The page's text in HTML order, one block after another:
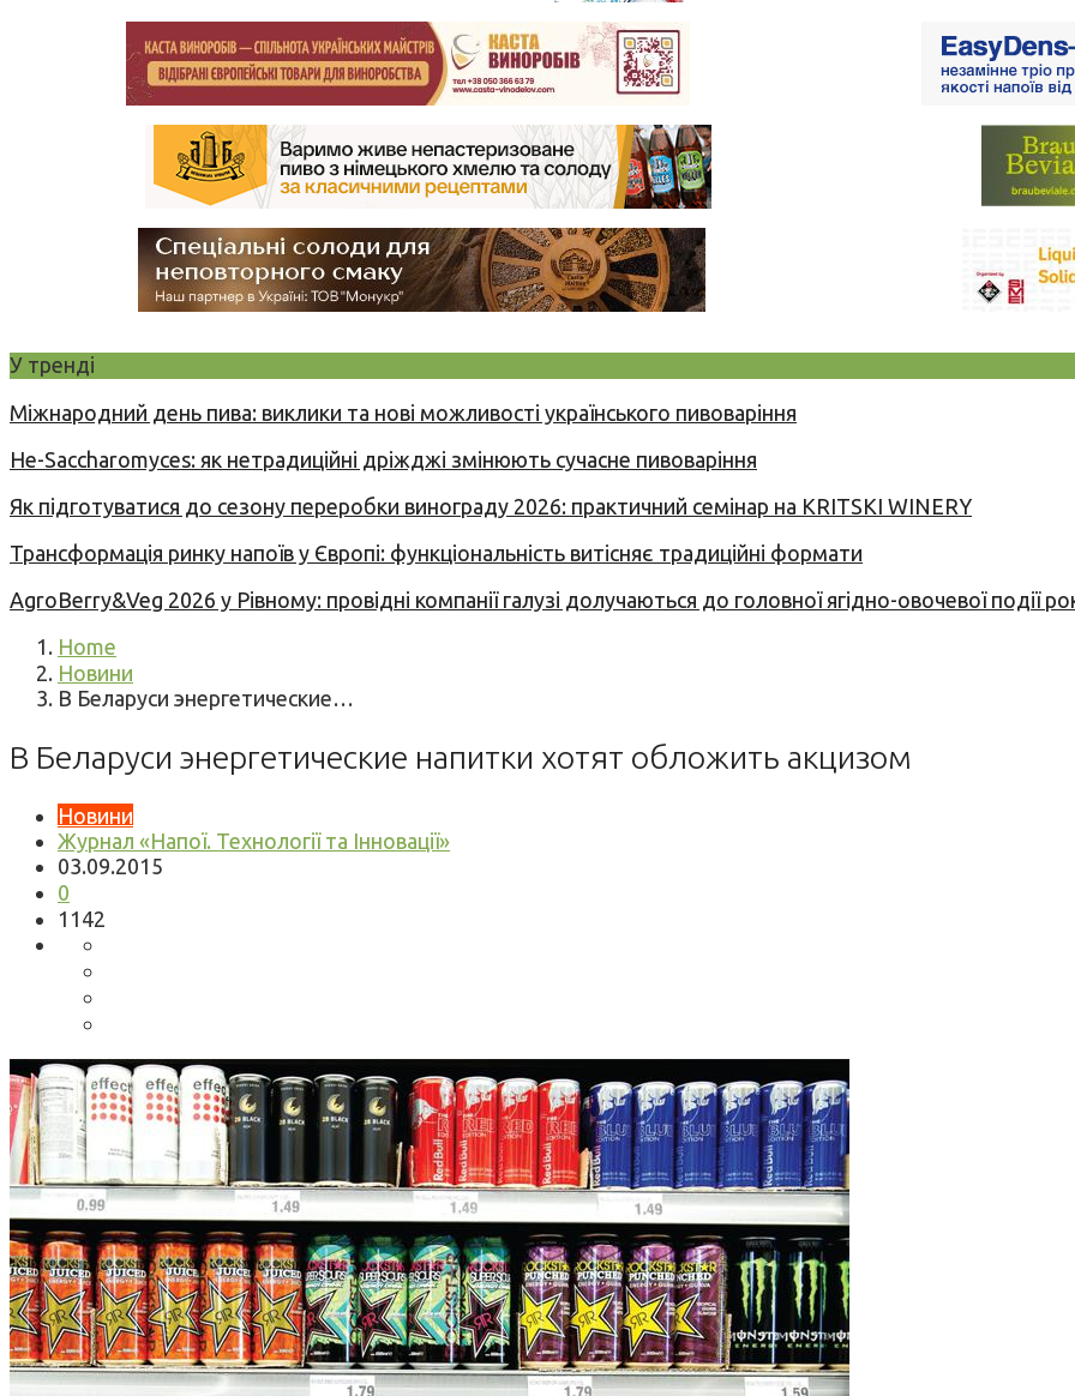
У тренді
Міжнародний день пива: виклики та нові можливості українського пивоваріння
Не-Saccharomyces: як нетрадиційні дріжджі змінюють сучасне пивоваріння
Як підготуватися до сезону переробки винограду 2026: практичний семінар на KRITSKI WINERY
Трансформація ринку напоїв у Європі: функціональність витісняє традиційні формати
AgroBerry&Veg 2026 у Рівному: провідні компанії галузі долучаються до головної ягідно-овочевої події
Home
Новини
В Беларуси энергетические…
В Беларуси энергетические напитки хотят обложить акцизом
Новини
Журнал «Напої. Технології та Інновації»
03.09.2015
0
1142